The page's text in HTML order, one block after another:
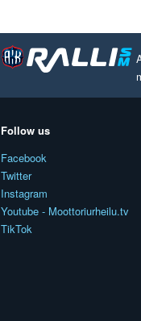
Follow us
Facebook
Twitter
Instagram
Youtube - Moottoriurheilu.tv
TikTok